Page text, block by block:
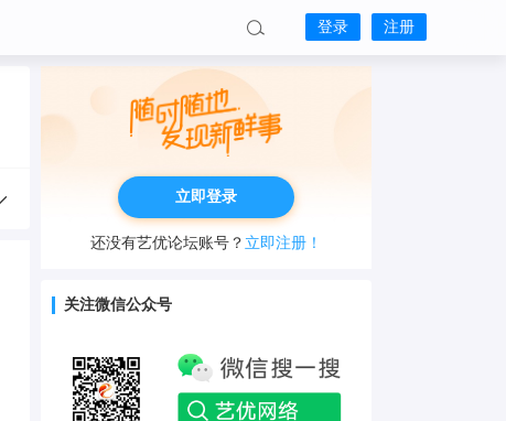
登录 注册
立即登录
还没有艺优论坛账号？ 立即注册！
关注微信公众号
工作也轻松了！